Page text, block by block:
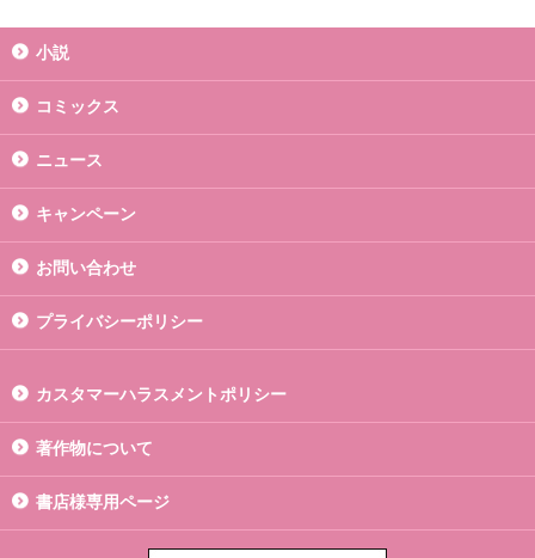
小説
コミックス
ニュース
キャンペーン
お問い合わせ
プライバシーポリシー
カスタマーハラスメントポリシー
著作物について
書店様専用ページ